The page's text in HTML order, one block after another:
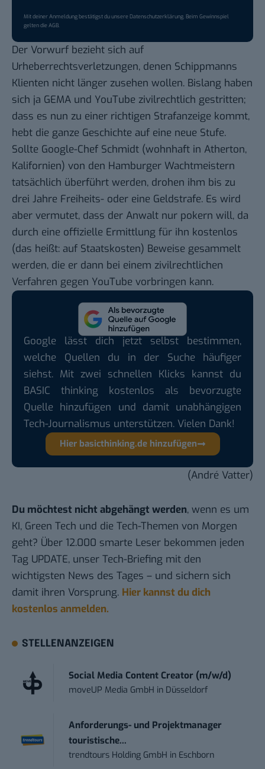
Mit deiner Anmeldung bestätigst du unsereDatenschutzerklärung. Beim Gewinnspiel
gelten dieAGB.
Der Vorwurf bezieht sich auf
Urheberrechtsverletzungen, denen Schippmanns
Klienten nicht länger zusehen wollen. Bislang haben
sich ja GEMA und YouTube zivilrechtlich gestritten;
dass es nun zu einer richtigen Strafanzeige kommt,
hebt die ganze Geschichte auf eine neue Stufe.
Sollte Google-Chef Schmidt (wohnhaft in Atherton,
Kalifornien) von den Hamburger Wachtmeistern
tatsächlich überführt werden, drohen ihm bis zu
drei Jahre Freiheits- oder eine Geldstrafe. Es wird
aber vermutet, dass der Anwalt nur pokern will, da
durch eine offizielle Ermittlung für ihn kostenlos
(das heißt: auf Staatskosten) Beweise gesammelt
werden, die er dann bei einem zivilrechtlichen
Verfahren gegen YouTube vorbringen kann.
Google lässt dich jetzt selbst bestimmen,
welche Quellen du in der Suche häufiger
siehst. Mit zwei schnellen Klicks kannst du
BASIC thinking kostenlos als bevorzugte
Quelle hinzufügen und damit unabhängigen
Tech-Journalismus unterstützen. Vielen Dank!
Hier basicthinking.de hinzufügen
(André Vatter)
Du möchtest nicht abgehängt werden, wenn es um
KI, Green Tech und die Tech-Themen von Morgen
geht? Über 12.000 smarte Leser bekommen jeden
Tag UPDATE, unser Tech-Briefing mit den
wichtigsten News des Tages – und sichern sich
damit ihren Vorsprung. Hier kannst du dich
kostenlos anmelden.
STELLENANZEIGEN
Social Media Content Creator (m/w/d)
moveUP Media GmbH in Düsseldorf
Anforderungs- und Projektmanager
touristische...
trendtours Holding GmbH in Eschborn